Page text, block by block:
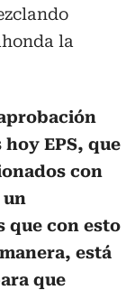
la
EPS, que
con
un
que con esto
está
que